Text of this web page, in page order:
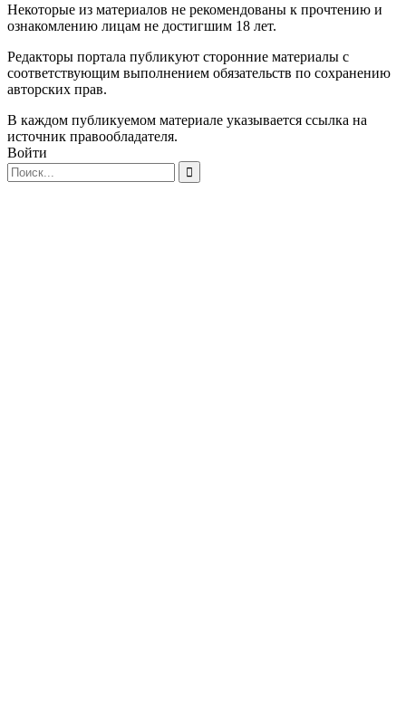
Некоторые из материалов не рекомендованы к прочтению и
ознакомлению лицам не достигшим 18 лет.
Редакторы портала публикуют сторонние материалы с
соответствующим выполнением обязательств по сохранению
авторских прав.
В каждом публикуемом материале указывается ссылка на
источник правообладателя.
Войти